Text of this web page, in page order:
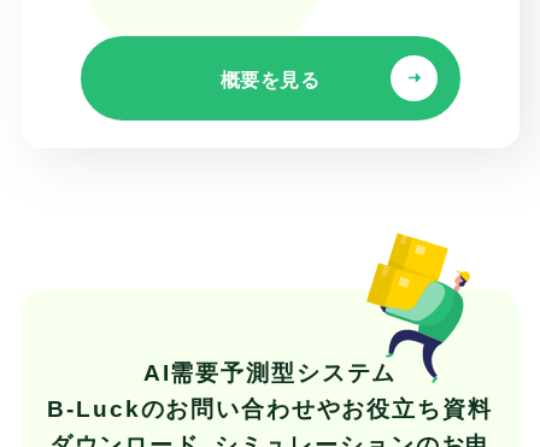
概要を見る
AI需要予測型システム
B-Luckのお問い合わせやお役立ち資料